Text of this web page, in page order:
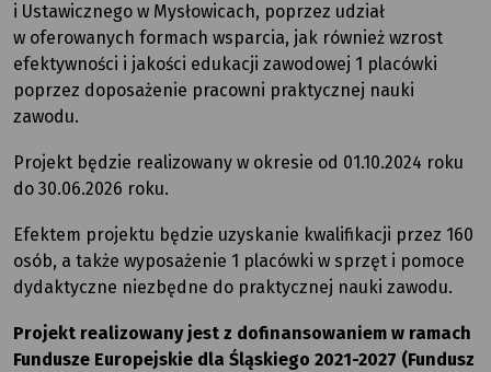
i Ustawicznego w Mysłowicach, poprzez udział
w oferowanych formach wsparcia, jak również wzrost
efektywności i jakości edukacji zawodowej 1 placówki
poprzez doposażenie pracowni praktycznej nauki
zawodu.
Projekt będzie realizowany w okresie od 01.10.2024 roku
do 30.06.2026 roku.
Efektem projektu będzie uzyskanie kwalifikacji przez 160
osób, a także wyposażenie 1 placówki w sprzęt i pomoce
dydaktyczne niezbędne do praktycznej nauki zawodu.
Projekt realizowany jest z dofinansowaniem w ramach
Fundusze Europejskie dla Śląskiego 2021-2027 (Fundusz